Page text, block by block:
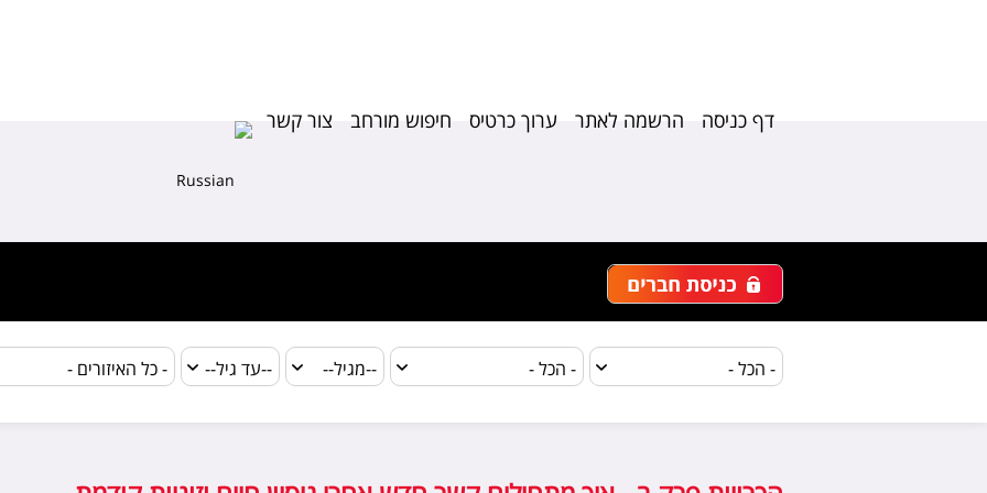
דף כניסה הרשמה לאתר ערוך כרטיס חיפוש מורחב צור קשר Select Language